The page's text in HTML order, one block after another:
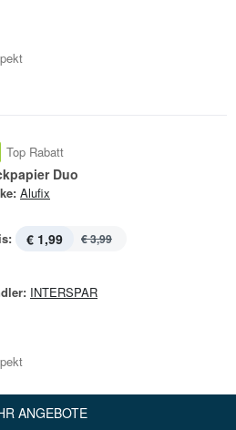
Top Rabatt
Duo
Alufix
€ 1,99 € 3,99
INTERSPAR
ANGEBOTE